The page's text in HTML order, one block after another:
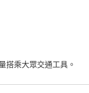
搭乘大眾交通工具。